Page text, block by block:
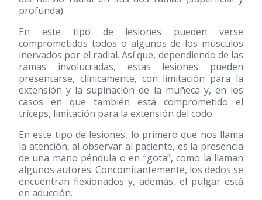
profunda).
En este tipo de lesiones pueden verse
comprometidos todos o algunos de los músculos
inervados por el radial. Así que, dependiendo de las
ramas involucradas, estas lesiones pueden
presentarse, clínicamente, con limitación para la
extensión y la supinación de la muñeca y, en los
casos en que también está comprometido el
tríceps, limitación para la extensión del codo.
En este tipo de lesiones, lo primero que nos llama
la atención, al observar al paciente, es la presencia
de una mano péndula o en “gota”, como la llaman
algunos autores. Concomitantemente, los dedos se
encuentran flexionados y, además, el pulgar está
en aducción.